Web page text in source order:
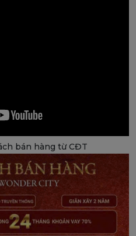
bán hàng từ CĐT